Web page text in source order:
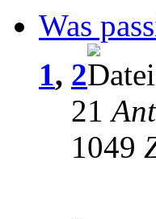
Was
1, 2
21
1049